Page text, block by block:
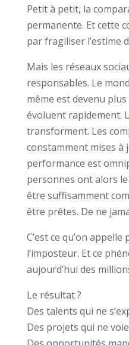
Petit à petit, la
permanente. Et cette
par fragiliser l’estime
Mais les réseaux
responsables. Le
même est devenu
évoluent rapidement.
transforment. Les
constamment mises à
performance est
personnes ont alors
être suffisamment
être prêtes. De ne
C’est ce qu’on
l’imposteur. Et ce
aujourd’hui des
Le résultat ?
Des talents qui ne
Des projets qui ne